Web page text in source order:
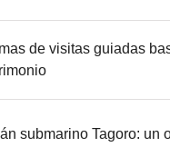
de visitas guiadas
submarino Tagoro: un